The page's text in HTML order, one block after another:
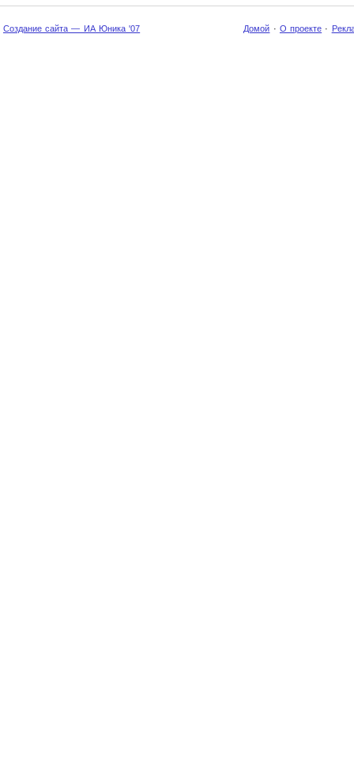
Создание сайта — ИА Юника '07 Домой · О проекте ·